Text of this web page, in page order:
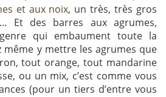
et aux noix, un très, très gros
Et des barres aux agrumes,
qui embaument toute la
même y mettre les agrumes que
tout orange, tout mandarine
ou un mix, c’est comme vous
(pour un tiers d’entre vous